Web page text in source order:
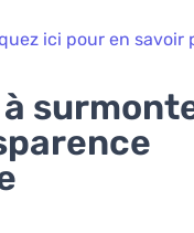
ici pour en savoir